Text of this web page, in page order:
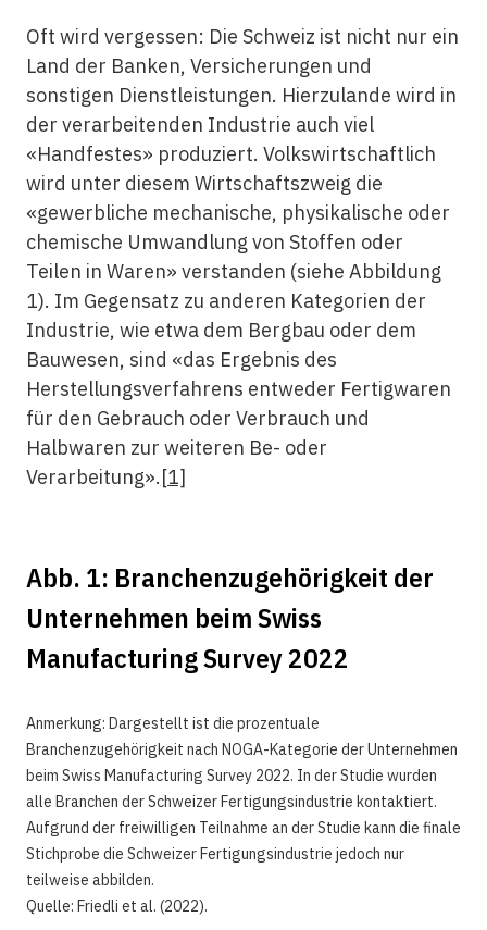
Oft wird vergessen: Die Schweiz ist nicht nur ein
Land der Banken, Versicherungen und
sonstigen Dienstleistungen. Hierzulande wird in
der verarbeitenden Industrie auch viel
«Handfestes» produziert. Volkswirtschaftlich
wird unter diesem Wirtschaftszweig die
«gewerbliche mechanische, physikalische oder
chemische Umwandlung von Stoffen oder
Teilen in Waren» verstanden (siehe Abbildung
1). Im Gegensatz zu anderen Kategorien der
Industrie, wie etwa dem Bergbau oder dem
Bauwesen, sind «das Ergebnis des
Herstellungsverfahrens entweder Fertigwaren
für den Gebrauch oder Verbrauch und
Halbwaren zur weiteren Be- oder
Verarbeitung».[1]
Abb. 1: Branchenzugehörigkeit der
Unternehmen beim Swiss
Manufacturing Survey 2022
Anmerkung: Dargestellt ist die prozentuale
Branchenzugehörigkeit nach NOGA-Kategorie der Unternehmen
beim Swiss Manufacturing Survey 2022. In der Studie wurden
alle Branchen der Schweizer Fertigungsindustrie kontaktiert.
Aufgrund der freiwilligen Teilnahme an der Studie kann die finale
Stichprobe die Schweizer Fertigungsindustrie jedoch nur
teilweise abbilden.
Quelle: Friedli et al. (2022).